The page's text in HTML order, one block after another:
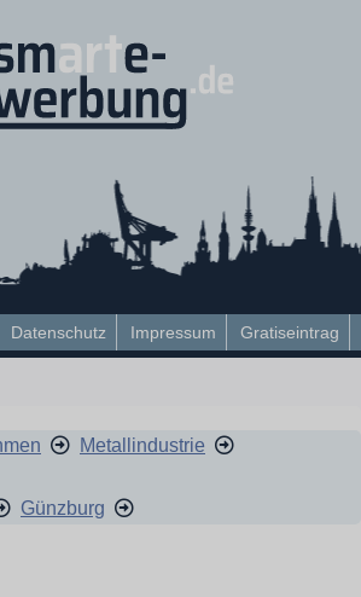
Datenschutz Impressum Gratiseintrag
Metallindustrie
Günzburg